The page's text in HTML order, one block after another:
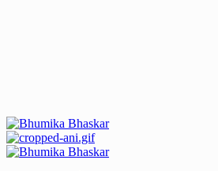
Primary